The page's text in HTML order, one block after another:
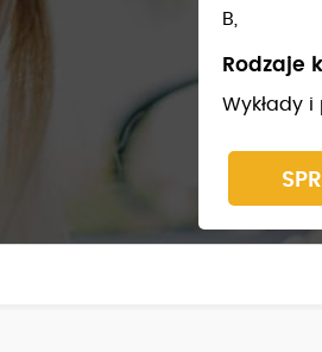
B,
Rodzaje
Wykłady i